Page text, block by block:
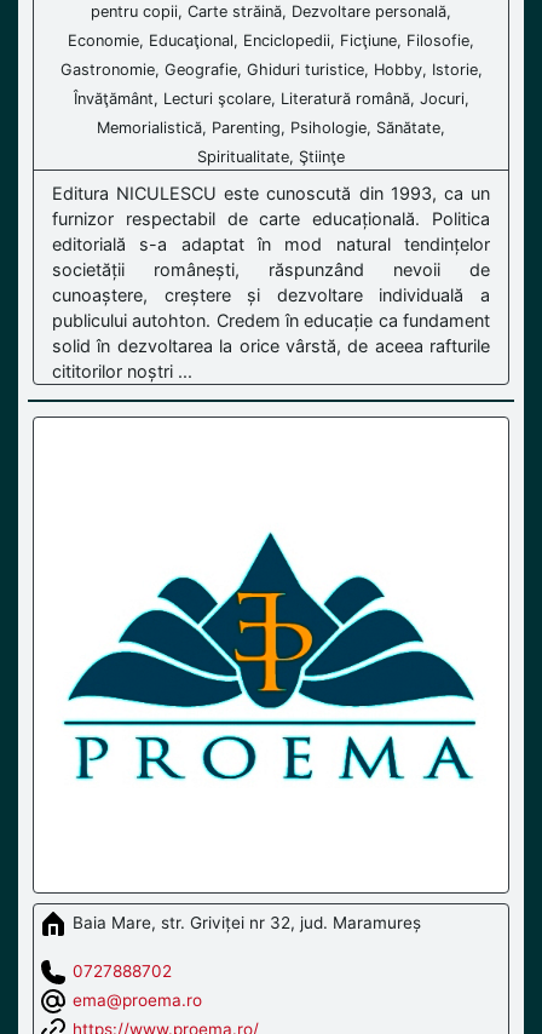
pentru copii, Carte străină, Dezvoltare personală,
Economie, Educaţional, Enciclopedii, Ficţiune, Filosofie,
Gastronomie, Geografie, Ghiduri turistice, Hobby, Istorie,
Învăţământ, Lecturi şcolare, Literatură română, Jocuri,
Memorialistică, Parenting, Psihologie, Sănătate,
Spiritualitate, Ştiinţe
Editura NICULESCU este cunoscută din 1993, ca un
furnizor respectabil de carte educațională. Politica
editorială s-a adaptat în mod natural tendințelor
societății românești, răspunzând nevoii de
cunoaștere, creștere și dezvoltare individuală a
publicului autohton. Credem în educație ca fundament
solid în dezvoltarea la orice vârstă, de aceea rafturile
cititorilor noștri ...
Baia Mare, str. Griviței nr 32, jud. Maramureș
0727888702
ema@proema.ro
https://www.proema.ro/